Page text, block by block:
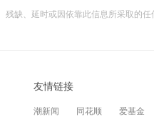
降75%
17:48
缺、延时或因依靠此信息所采取的
友情链接
潮新闻 同花顺 爱基金